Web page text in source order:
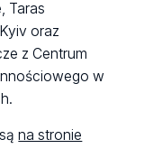
Taras
oraz
z Centrum
w
na stronie